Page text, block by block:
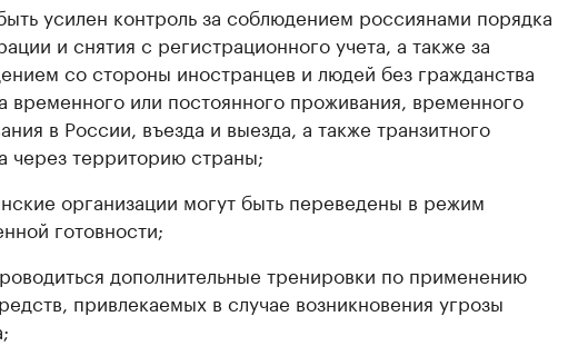
усилен контроль за соблюдением россиянами порядка
и снятия с регистрационного учета, а также за
со стороны иностранцев и людей без гражданства
временного или постоянного проживания, временного
в России, въезда и выезда, а также транзитного
через территорию страны;
организации могут быть переведены в режим
готовности;
дополнительные тренировки по применению
привлекаемых в случае возникновения угрозы